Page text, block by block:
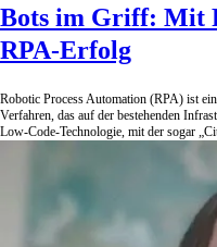
Bots im Griff: Mit
RPA-Erfolg
Robotic Process Automation (RPA) ist
Verfahren, das auf der bestehenden
Low-Code-Technologie, mit der sogar